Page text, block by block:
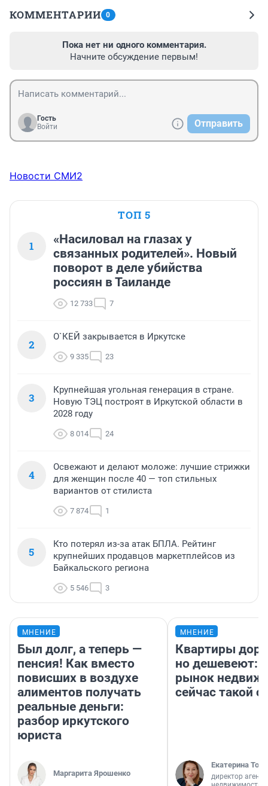
КОММЕНТАРИИ 0
Пока нет ни одного комментария.
Начните обсуждение первым!
Гость
Войти
Отправить
Новости СМИ2
ТОП 5
1
«Насиловал на глазах у
связанных родителей». Новый
поворот в деле убийства
россиян в Таиланде
12 733 7
2
О`КЕЙ закрывается в Иркутске
9 335 23
3
Крупнейшая угольная генерация в стране.
Новую ТЭЦ построят в Иркутской области в
2028 году
8 014 24
4
Освежают и делают моложе: лучшие стрижки
для женщин после 40 — топ стильных
вариантов от стилиста
7 874 1
5
Кто потерял из-за атак БПЛА. Рейтинг
крупнейших продавцов маркетплейсов из
Байкальского региона
5 546 3
МНЕНИЕ
Был долг, а теперь —
пенсия! Как вместо
повисших в воздухе
алиментов получать
реальные деньги:
разбор иркутского
юриста
Маргарита Ярошенко
МНЕНИЕ
Квартиры
но дешевеют:
рынок
сейчас такой
Екатерина
директор